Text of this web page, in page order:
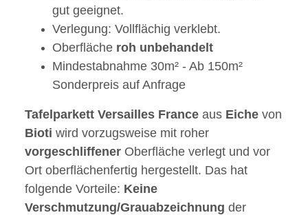
gut geeignet.
Verlegung: Vollflächig verklebt.
Oberfläche roh unbehandelt
Mindestabnahme 30m² - Ab 150m²
Sonderpreis auf Anfrage
Tafelparkett Versailles France aus Eiche von
Bioti wird vorzugsweise mit roher
vorgeschliffener Oberfläche verlegt und vor
Ort oberflächenfertig hergestellt. Das hat
folgende Vorteile: Keine
Verschmutzung/Grauabzeichnung der